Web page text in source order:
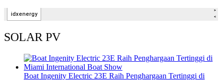
SOLAR PV
Boat Ingenity Electric 23E Raih Penghargaan Tertinggi di